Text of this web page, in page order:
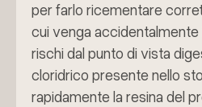
per farlo ricementare
cui venga accidentalmente
rischi dal punto di vista
cloridrico presente nello
rapidamente la resina del